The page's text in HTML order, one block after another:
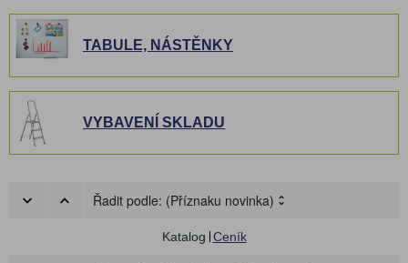
TABULE, NÁSTĚNKY
VYBAVENÍ SKLADU
Řadit podle: (Příznaku novinka)
Katalog Ceník